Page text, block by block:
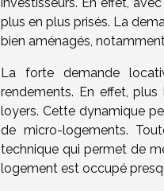
plus en plus prisés. La
bien aménagés,
La forte demande
rendements. En effet,
loyers. Cette dynamique
de micro-logements.
technique qui permet de
logement est occupé